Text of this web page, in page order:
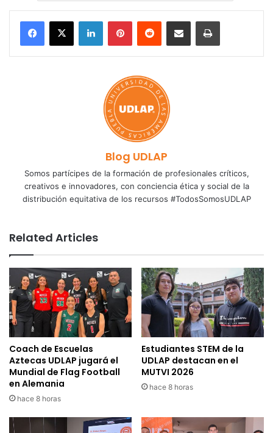
LinkedInPinterestReddit Share via Email Print
Blog UDLAP
Somos partícipes de la formación de profesionales críticos,
creativos e innovadores, con conciencia ética y social de la
distribución equitativa de los recursos #TodosSomosUDLAP
Related Articles
Coach de Escuelas
Aztecas UDLAP jugará el
Mundial de Flag Football
en Alemania
hace 8 horas
Estudiantes STEM de la
UDLAP destacan en el
MUTVI 2026
hace 8 horas